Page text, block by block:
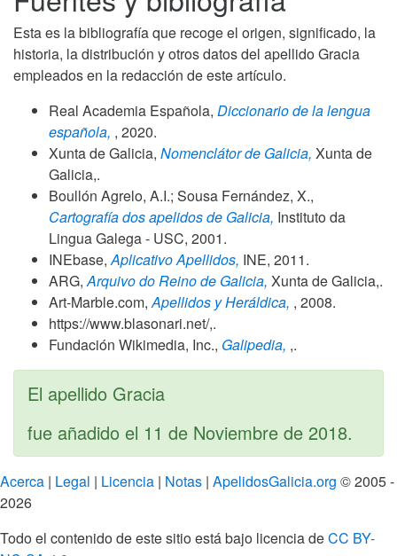
Esta es la bibliografía que recoge el origen, significado, la
historia, la distribución y otros datos del apellido Gracia
empleados en la redacción de este artículo.
Real Academia Española, Diccionario de la lengua
española, , 2020.
Xunta de Galicia, Nomenclátor de Galicia, Xunta de
Galicia,.
Boullón Agrelo, A.I.; Sousa Fernández, X.,
Cartografía dos apelidos de Galicia, Instituto da
Lingua Galega - USC, 2001.
INEbase, Aplicativo Apellidos, INE, 2011.
ARG, Arquivo do Reino de Galicia, Xunta de Galicia,.
Art-Marble.com, Apellidos y Heráldica, , 2008.
https://www.blasonari.net/,.
Fundación Wikimedia, Inc., Galipedia, ,.
El apellido Gracia
fue añadido el 11 de Noviembre de 2018.
Acerca | Legal | Licencia | Notas | ApelidosGalicia.org © 2005 -
2026
Todo el contenido de este sitio está bajo licencia deCC BY-